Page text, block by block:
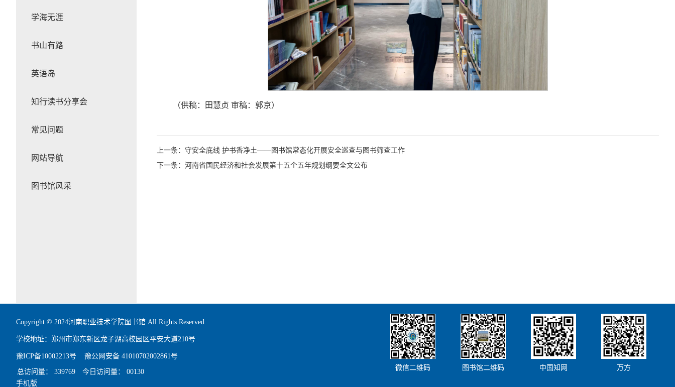
学海无涯
书山有路
英语岛
知行读书分享会
常见问题
网站导航
图书馆风采
（供稿：田慧贞 审稿：郭京）
上一条：守安全底线 护书香净土——图书馆常态化开展安全巡查与图书筛查工作
下一条：河南省国民经济和社会发展第十五个五年规划纲要全文公布
Copyright © 2024河南职业技术学院图书馆 All Rights Reserved
学校地址：郑州市郑东新区龙子湖高校园区平安大道210号
豫ICP备10002213号 豫公网安备 41010702002861号
总访问量： 339769 今日访问量： 00130
微信二维码 图书馆二维码 中国知网 万方
手机版